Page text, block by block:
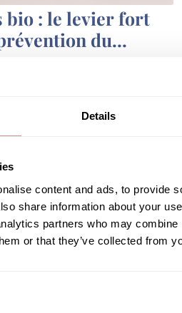
Details
content and ads, to provide
share information about your
partners who may
or that they’ve collected from
bio : le levier fort
du
Entre exposition aux UV,
accélèrent l’apparition des
de plus en plus de
peau […]
LA SUITE